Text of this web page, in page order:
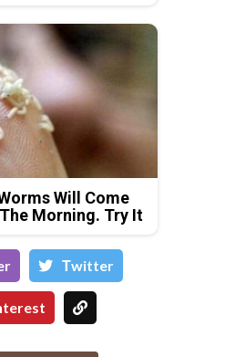
Will Come
Morning. Try It
Тwitter